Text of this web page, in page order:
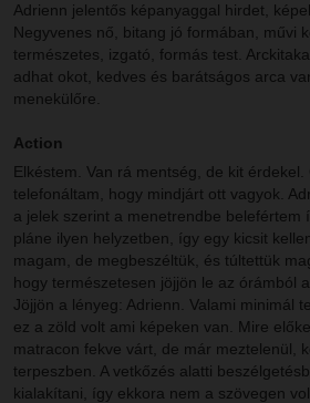
Adrienn jelentős képanyaggal hirdet,
Negyvenes nő, bitang jó formában, művi
természetes, izgató, formás test.
adhat okot, kedves és barátságos arca
menekülőre.
Action
Elkéstem. Van rá mentség, de kit
telefonáltam, hogy mindjárt ott vagyok.
a jelek szerint a menetrendbe belefértem
pláne ilyen helyzetben, így egy kicsit
magam, de megbeszéltük, és túltettük
hogy természetesen jöjjön le az órámból a
Jöjjön a lényeg: Adrienn. Valami minimál
ez a zöld volt ami képeken van. Mire
matracon fekve várt, de már meztelenül,
terpeszben. A vetkőzés alatti
kialakítani, így ekkora nem a szövegen